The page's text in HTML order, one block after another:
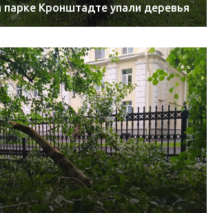
Кронштадте упали деревья